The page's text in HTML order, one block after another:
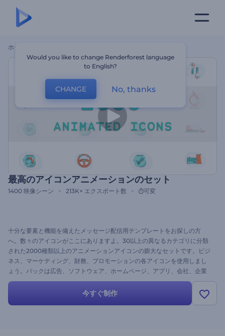
ホーム
最高のアイコンアニメーションのセット
1400 映像シーン 213K+ エクスポート数 可変
十分な要素と機能を備えたメッセージ配信用テンプレートをお探しの方
へ。数々のアイコンがここにありますよ。30以上の異なるカテゴリに分類
された2000種類以上のアニメーションアイコンの膨大なセットです。ビジ
ネス、マーケティング、財務、プロモーションの各アイコンを使用しまし
ょう。パックは広告、ソフトウェア、ホームページ、アプリ、会社、企業
のプロジェクト、個人的な動画などに最適です。整理されたライブラリを
見て、必要に応じてストーリーを構築しましょう。 今すぐユニークなプロ
ジェクトを作成しましょう。
今すぐ制作
Would you like to change Renderforest language
to English?
CHANGE No, thanks